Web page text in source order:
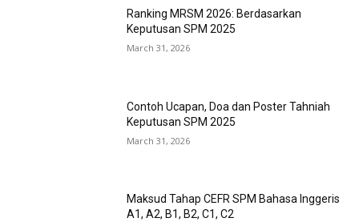
Ranking MRSM 2026: Berdasarkan
Keputusan SPM 2025
March 31, 2026
Contoh Ucapan, Doa dan Poster Tahniah
Keputusan SPM 2025
March 31, 2026
Maksud Tahap CEFR SPM Bahasa Inggeris
A1, A2, B1, B2, C1, C2